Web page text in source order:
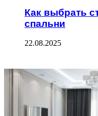
Как выбрать
спальни
22.08.2025